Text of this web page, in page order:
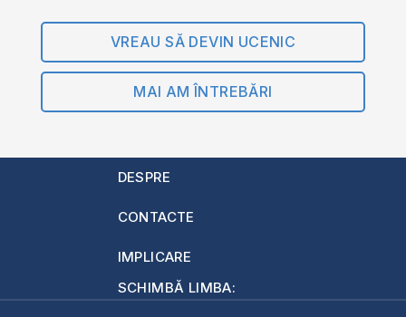
VREAU SĂ DEVIN UCENIC
MAI AM ÎNTREBĂRI
DESPRE
CONTACTE
IMPLICARE
SCHIMBĂ LIMBA: